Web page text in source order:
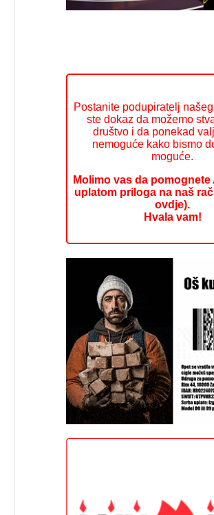
Postanite podupiratelj
ste dokaz da možemo
društvo i da ponekad
nemoguće kako bismo
moguće.
Molimo vas da
uplatom priloga na naš
ovdje).
Hvala vam!